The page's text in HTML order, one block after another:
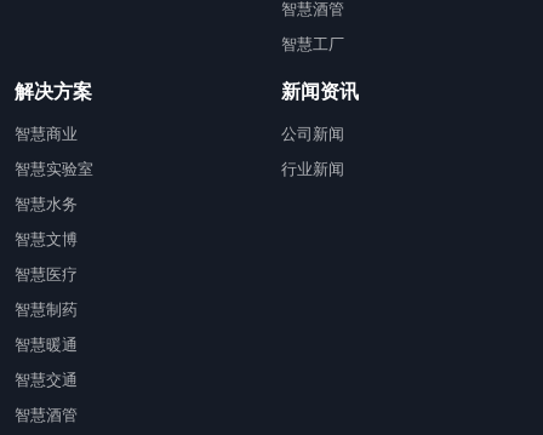
智慧酒管
智慧工厂
解决方案
智慧商业
智慧实验室
智慧水务
智慧文博
智慧医疗
智慧制药
智慧暖通
智慧交通
智慧酒管
新闻资讯
公司新闻
行业新闻